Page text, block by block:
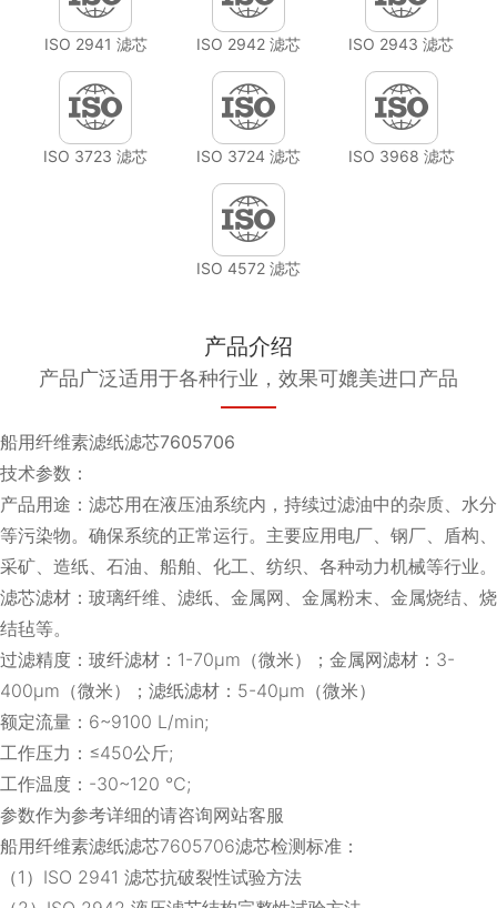
ISO 2941 滤芯 ISO 2942 滤芯 ISO 2943 滤芯
ISO 3723 滤芯 ISO 3724 滤芯 ISO 3968 滤芯
ISO 4572 滤芯
产品介绍
产品广泛适用于各种行业，效果可媲美进口产品
船用纤维素滤纸滤芯7605706
技术参数：
产品用途：滤芯用在液压油系统内，持续过滤油中的杂质、水分
等污染物。确保系统的正常运行。主要应用电厂、钢厂、盾构、
采矿、造纸、石油、船舶、化工、纺织、各种动力机械等行业。
滤芯滤材：玻璃纤维、滤纸、金属网、金属粉末、金属烧结、烧
结毡等。
过滤精度：玻纤滤材：1-70μm（微米）；金属网滤材：3-
400μm（微米）；滤纸滤材：5-40μm（微米）
额定流量：6~9100 L/min;
工作压力：≤450公斤;
工作温度：-30~120 ℃;
参数作为参考详细的请咨询网站客服
船用纤维素滤纸滤芯7605706滤芯检测标准：
（1）ISO 2941 滤芯抗破裂性试验方法